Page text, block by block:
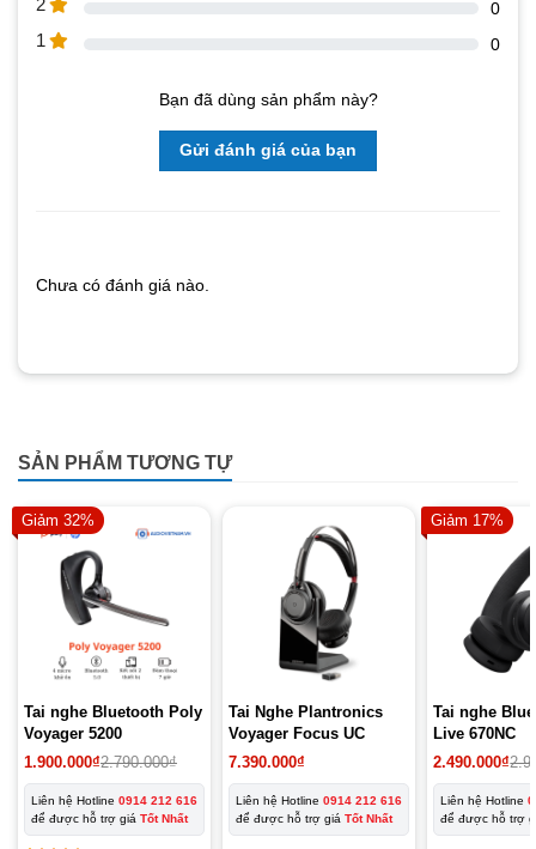
2 0
1 0
Bạn đã dùng sản phẩm này?
Gửi đánh giá của bạn
Chưa có đánh giá nào.
SẢN PHẨM TƯƠNG TỰ
Giảm 32%
Tai nghe Bluetooth Poly
Voyager 5200
2.790.000₫
Giá
là:
2.790.000₫.
1.900.000₫
Giá
tại
là:
1.900.000₫.
Liên hệ Hotline 0914 212 616
để được hỗ trợ giá Tốt Nhất
Tai Nghe Plantronics
Voyager Focus UC
7.390.000₫
Liên hệ Hotline0914 212 616
để được hỗ trợ giáTốt Nhất
Giảm 17%
Tai nghe
Live 670NC
2.490.000₫
Liên hệ Hotline
để được hỗ trợ